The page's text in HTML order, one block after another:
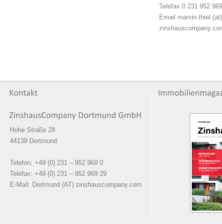
Telefax 0 231 952
Email marvin.thiel (at)
Hohe Straße 28
44139 Dortmund
Telefon: +49 (0) 231 – 952 969 0
Telefax: +49 (0) 231 – 952 969 29
E-Mail: Dortmund (AT) zinshauscompany.com